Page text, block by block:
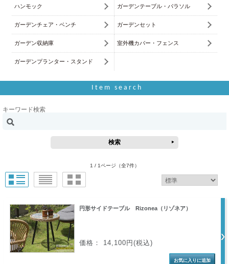
ハンモック ガーデンテーブル・パラソル
ガーデンチェア・ベンチ ガーデンセット
ガーデン収納庫 室外機カバー・フェンス
ガーデンプランター・スタンド
Item search
キーワード検索
1 / 1ページ （全7件）
円形サイドテーブル Rizonea（リゾネア）
価格： 14,100円(税込)